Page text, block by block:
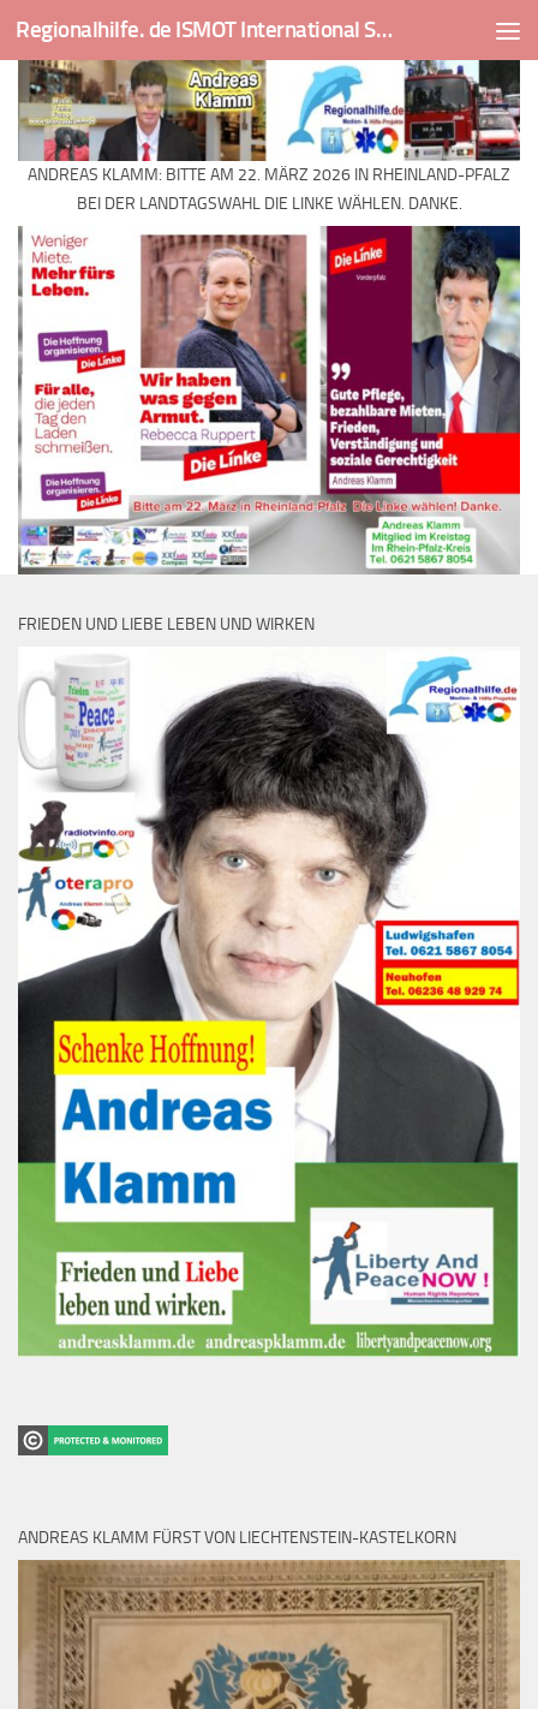
Skip to content Regionalhilfe. de ISMOT International Social And Medical Outreach Team
ANDREAS KLAMM: BITTE AM 22. MÄRZ 2026 IN RHEINLAND-PFALZ
BEI DER LANDTAGSWAHL DIE LINKE WÄHLEN. DANKE.
FRIEDEN UND LIEBE LEBEN UND WIRKEN
ANDREAS KLAMM FÜRST VON LIECHTENSTEIN-KASTELKORN